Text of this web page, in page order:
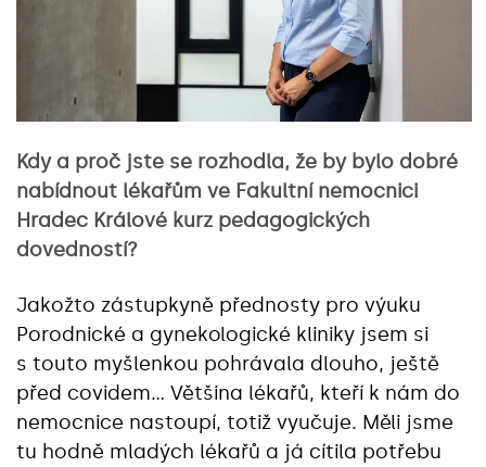
Kdy a proč jste se rozhodla, že by bylo dobré
nabídnout lékařům ve Fakultní nemocnici
Hradec Králové kurz pedagogických
dovedností?
Jakožto zástupkyně přednosty pro výuku
Porodnické a gynekologické kliniky jsem si
s touto myšlenkou pohrávala dlouho, ještě
před covidem… Většina lékařů, kteří k nám do
nemocnice nastoupí, totiž vyučuje. Měli jsme
tu hodně mladých lékařů a já cítila potřebu